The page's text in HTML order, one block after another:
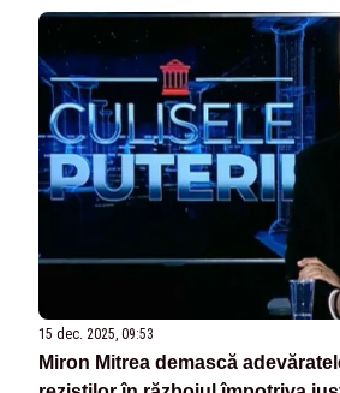
15 dec. 2025, 09:53
Miron Mitrea demască